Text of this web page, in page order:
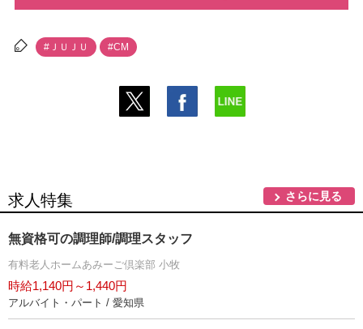
#ＪＵＪＵ #CM
求人特集 さらに見る
無資格可の調理師/調理スタッフ
有料老人ホームあみーご倶楽部 小牧
時給1,140円～1,440円
アルバイト・パート / 愛知県